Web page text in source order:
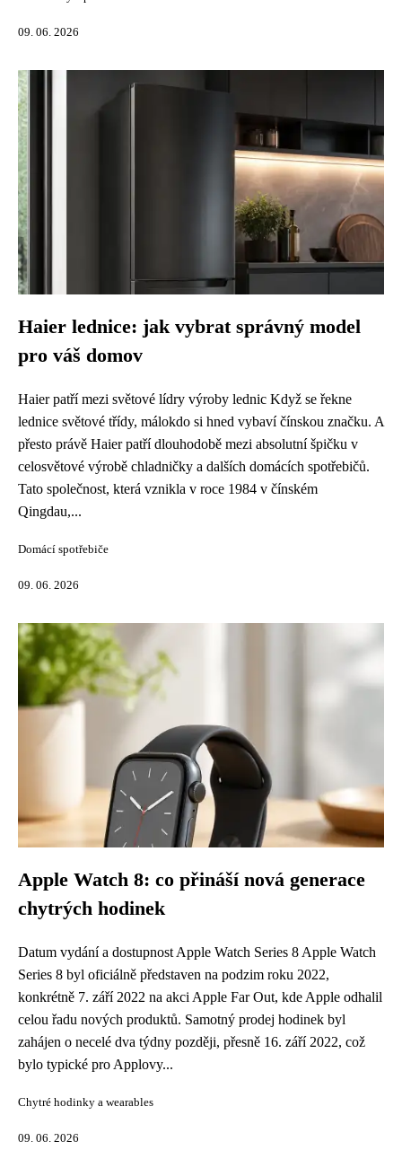
09. 06. 2026
Haier lednice: jak vybrat správný model
pro váš domov
Haier patří mezi světové lídry výroby lednic Když se řekne
lednice světové třídy, málokdo si hned vybaví čínskou značku. A
přesto právě Haier patří dlouhodobě mezi absolutní špičku v
celosvětové výrobě chladničky a dalších domácích spotřebičů.
Tato společnost, která vznikla v roce 1984 v čínském
Qingdau,...
Domácí spotřebiče
09. 06. 2026
Apple Watch 8: co přináší nová generace
chytrých hodinek
Datum vydání a dostupnost Apple Watch Series 8 Apple Watch
Series 8 byl oficiálně představen na podzim roku 2022,
konkrétně 7. září 2022 na akci Apple Far Out, kde Apple odhalil
celou řadu nových produktů. Samotný prodej hodinek byl
zahájen o necelé dva týdny později, přesně 16. září 2022, což
bylo typické pro Applovy...
Chytré hodinky a wearables
09. 06. 2026